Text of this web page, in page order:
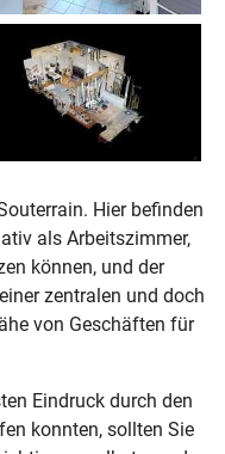
Hier befinden
als Arbeitszimmer,
können, und der
zentralen und doch
von Geschäften für
Eindruck durch den
konnten, sollten Sie